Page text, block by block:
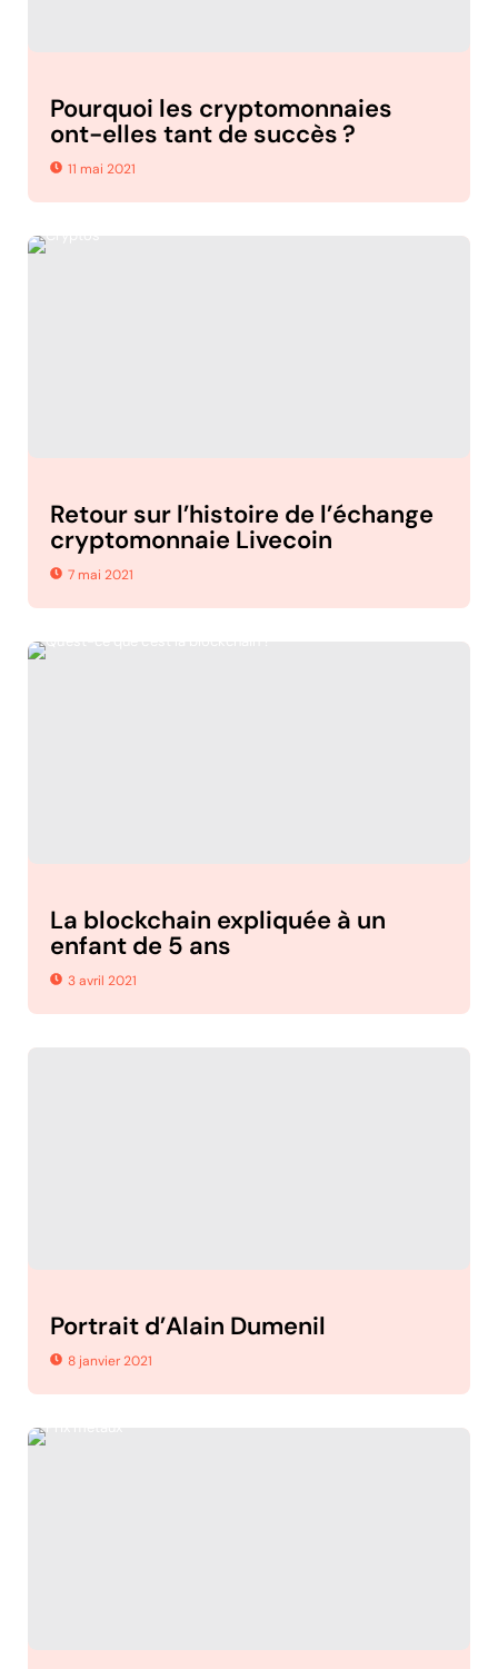
Pourquoi les cryptomonnaies
ont-elles tant de succès ?
11 mai 2021
Retour sur l’histoire de l’échange
cryptomonnaie Livecoin
7 mai 2021
La blockchain expliquée à un
enfant de 5 ans
3 avril 2021
Portrait d’Alain Dumenil
8 janvier 2021